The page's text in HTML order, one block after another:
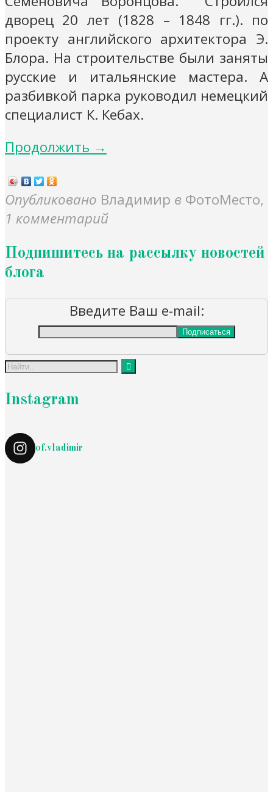
дворец 20 лет (1828 – 1848 гг.). по
проекту английского архитектора Э.
Блора. На строительстве были заняты
русские и итальянские мастера. А
разбивкой парка руководил немецкий
специалист К. Кебах.
Продолжить →
Опубликовано Владимир в ФотоМесто,
1 комментарий
Подпишитесь на рассылку новостей
блога
Введите Ваш e-mail:
Instagram
of.vladimir